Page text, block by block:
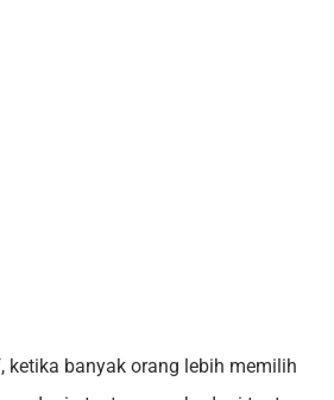
ketika banyak orang lebih memilih